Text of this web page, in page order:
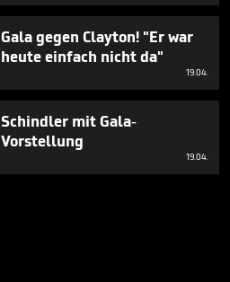
Gala gegen Clayton! "Er war
heute einfach nicht da"
19.04.
Schindler mit Gala-
Vorstellung
19.04.